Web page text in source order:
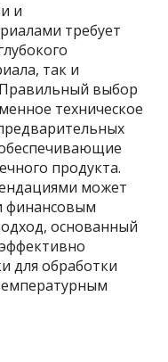
и
требует
так и
выбор
техническое
продукта.
может
финансовым
основанный
для обработки